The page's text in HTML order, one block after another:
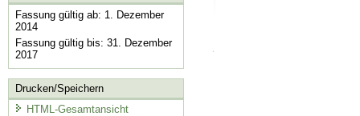
Fassung gültig ab: 1. Dezember
2014
Fassung gültig bis: 31. Dezember
2017
Drucken/Speichern
HTML-Gesamtansicht